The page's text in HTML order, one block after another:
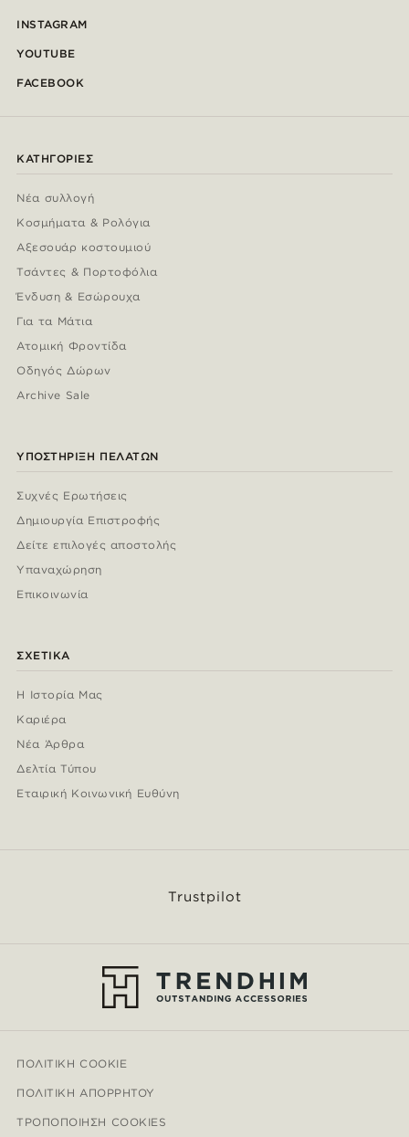
INSTAGRAM
YOUTUBE
FACEBOOK
ΚΑΤΗΓΟΡΊΕΣ
Νέα συλλογή
Κοσμήματα & Ρολόγια
Αξεσουάρ κοστουμιού
Τσάντες & Πορτοφόλια
Ένδυση & Εσώρουχα
Για τα Μάτια
Ατομική Φροντίδα
Οδηγός Δώρων
Archive Sale
ΥΠΟΣΤΉΡΙΞΗ ΠΕΛΑΤΏΝ
Συχνές Ερωτήσεις
Δημιουργία Επιστροφής
Δείτε επιλογές αποστολής
Υπαναχώρηση
Επικοινωνία
ΣΧΕΤΙΚΆ
Η Ιστορία Μας
Καριέρα
Νέα Άρθρα
Δελτία Τύπου
Εταιρική Κοινωνική Ευθύνη
Trustpilot
ΠΟΛΙΤΙΚΉ COOKIE
ΠΟΛΙΤΙΚΉ ΑΠΟΡΡΉΤΟΥ
ΤΡΟΠΟΠΟΊΗΣΗ COOKIES